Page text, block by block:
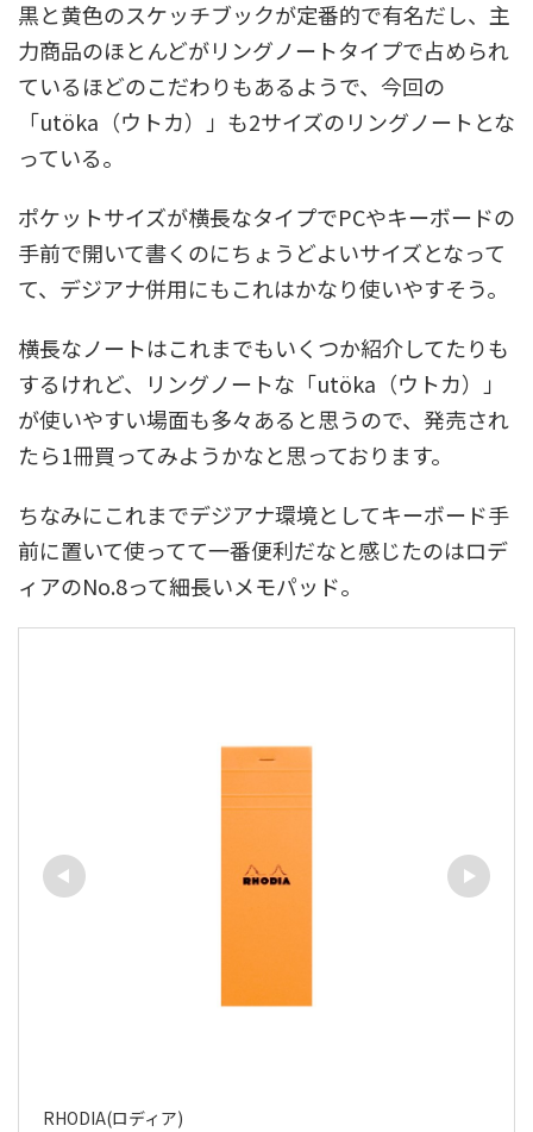
黒と黄色のスケッチブックが定番的で有名だし、主
力商品のほとんどがリングノートタイプで占められ
ているほどのこだわりもあるようで、今回の
「utöka（ウトカ）」も2サイズのリングノートとな
っている。
ポケットサイズが横長なタイプでPCやキーボードの
手前で開いて書くのにちょうどよいサイズとなって
て、デジアナ併用にもこれはかなり使いやすそう。
横長なノートはこれまでもいくつか紹介してたりも
するけれど、リングノートな「utöka（ウトカ）」
が使いやすい場面も多々あると思うので、発売され
たら1冊買ってみようかなと思っております。
ちなみにこれまでデジアナ環境としてキーボード手
前に置いて使ってて一番便利だなと感じたのはロデ
ィアのNo.8って細長いメモパッド。
RHODIA(ロディア)